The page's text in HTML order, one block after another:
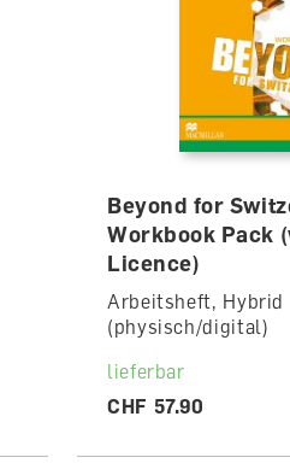
Beyond for
Workbook Pack
Licence)
Arbeitsheft, Hybrid
(physisch/digital)
lieferbar
CHF 57.90